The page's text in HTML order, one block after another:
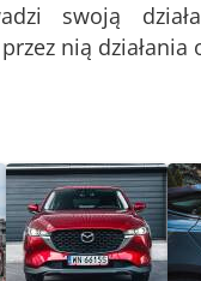
swoją
nią